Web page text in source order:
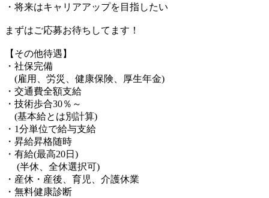
・将来はキャリアアップを目指したい
まずはご応募お待ちしてます！
【その他待遇】
・社保完備
(雇用、労災、健康保険、厚生年金)
・交通費全額支給
・技術歩合30％～
(基本給とは別計算)
・1分単位で給与支給
・昇給昇格随時
・有給(最高20日)
(半休、全休選択可)
・産休・産後、育児、介護休業
・無料健康診断